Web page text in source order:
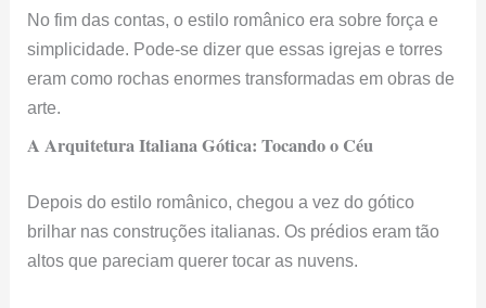
No fim das contas, o estilo românico era sobre força e
simplicidade. Pode-se dizer que essas igrejas e torres
eram como rochas enormes transformadas em obras de
arte.
A Arquitetura Italiana Gótica: Tocando o Céu
Depois do estilo românico, chegou a vez do gótico
brilhar nas construções italianas. Os prédios eram tão
altos que pareciam querer tocar as nuvens.